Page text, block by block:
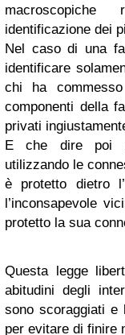
identificazione dei
Nel caso di una
identificare
chi ha
componenti della
privati
E che dire poi
utilizzando le
è protetto dietro
l’inconsapevole
protetto la sua
Questa legge
abitudini degli
sono scoraggiati e
per evitare di finire